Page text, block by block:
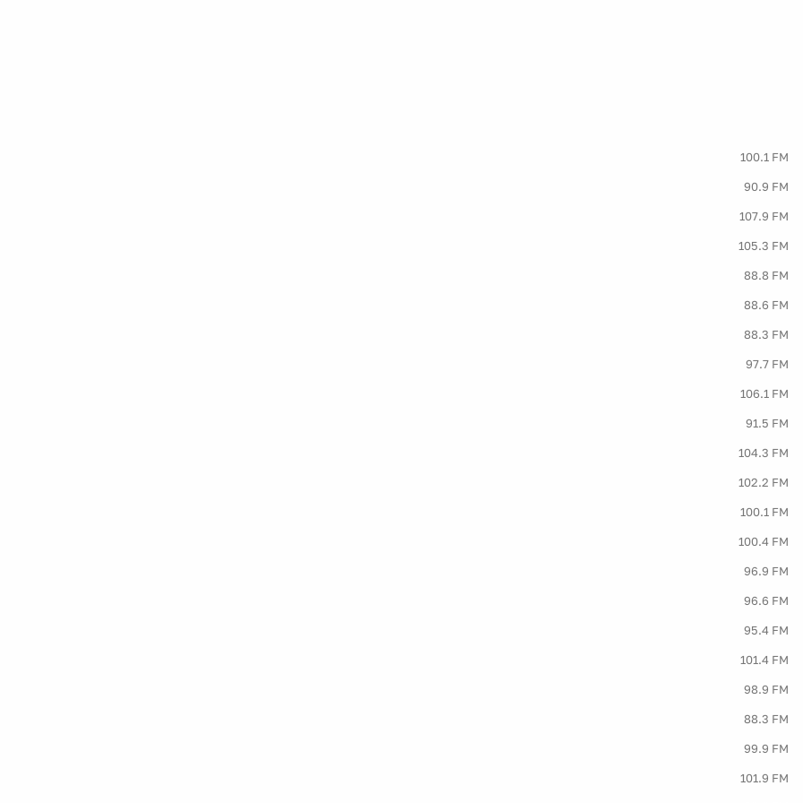
100.1 FM
90.9 FM
107.9 FM
105.3 FM
88.8 FM
88.6 FM
88.3 FM
97.7 FM
106.1 FM
91.5 FM
104.3 FM
102.2 FM
100.1 FM
100.4 FM
96.9 FM
96.6 FM
95.4 FM
101.4 FM
98.9 FM
88.3 FM
99.9 FM
101.9 FM